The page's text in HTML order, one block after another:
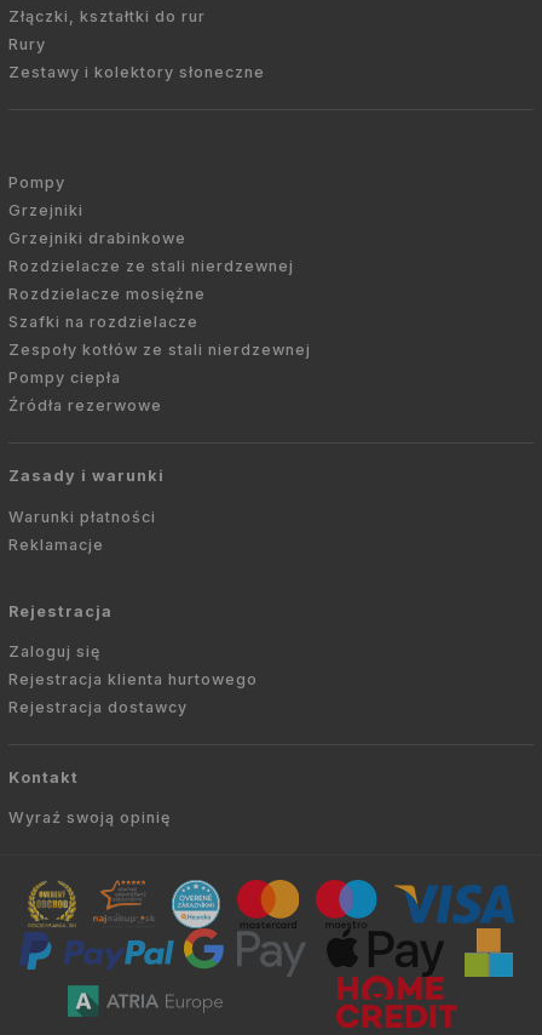
Złączki, kształtki do rur
Rury
Zestawy i kolektory słoneczne
Pompy
Grzejniki
Grzejniki drabinkowe
Rozdzielacze ze stali nierdzewnej
Rozdzielacze mosiężne
Szafki na rozdzielacze
Zespoły kotłów ze stali nierdzewnej
Pompy ciepła
Źródła rezerwowe
Zasady i warunki
Warunki płatności
Reklamacje
Rejestracja
Zaloguj się
Rejestracja klienta hurtowego
Rejestracja dostawcy
Kontakt
Wyraź swoją opinię